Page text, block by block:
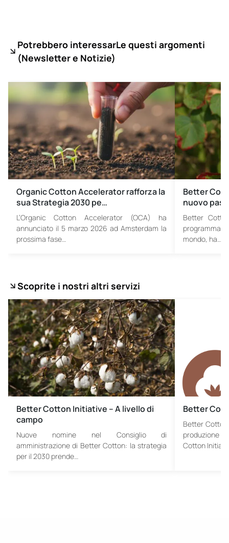
Potrebbero interessarLe questi argomenti
(Newsletter e Notizie)
Organic Cotton Accelerator rafforza la
sua Strategia 2030 pe…
L’Organic Cotton Accelerator (OCA) ha
annunciato il 5 marzo 2026 ad Amsterdam la
prossima fase…
Better
nuovo
Better
mondo, ha…
Scoprite i nostri altri servizi
Better Cotton Initiative – A livello di
campo
Nuove nomine nel Consiglio di
amministrazione di Better Cotton: la strategia
per il 2030 prende…
Better
Better
produzione
Cotton